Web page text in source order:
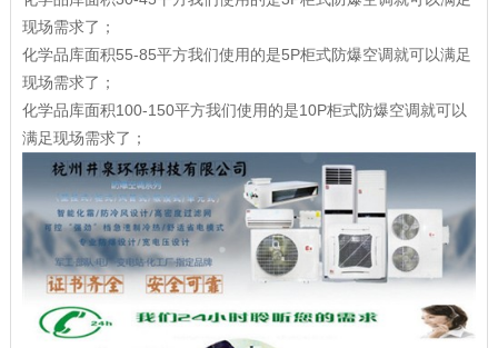
现场需求了；
化学品库面积55-85平方我们使用的是5P柜式防爆空调就可以满足
现场需求了；
化学品库面积100-150平方我们使用的是10P柜式防爆空调就可以
满足现场需求了；